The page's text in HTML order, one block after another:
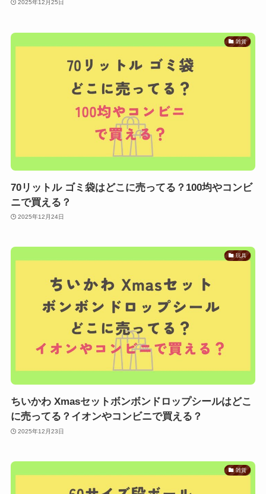
2025年12月25日
雑貨
70リットル ゴミ袋はどこに売ってる？100均やコンビ
ニで買える？
2025年12月24日
玩具
ちいかわ Xmasセットボンボンドロップシールはどこ
に売ってる？イオンやコンビニで買える？
2025年12月23日
雑貨